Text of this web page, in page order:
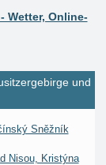
Wetter, Online-
und
Sněžník
Nisou, Kristýna